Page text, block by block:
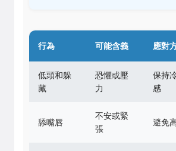
行為 可能含義 應對
低頭和躲
藏
恐懼或壓
力
保持
感
舔嘴唇
不安或緊
張
避免